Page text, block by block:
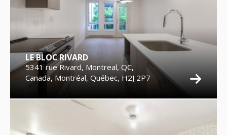
LE BLOC RIVARD
5341 rue Rivard, Montreal, QC,
Canada, Montréal, Québec, H2J 2P7